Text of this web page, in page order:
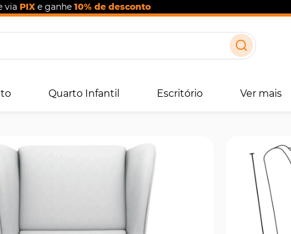
via PIXe ganhe 10% de desconto
Quarto Infantil Escritório Ver mais